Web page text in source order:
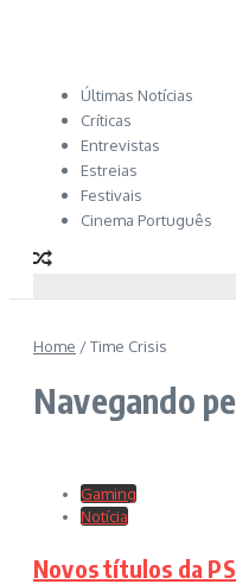
Últimas Notícias
Críticas
Entrevistas
Estreias
Festivais
Cinema Português
Home /Time Crisis
Navegando
Gaming
Notícia
Novos títulos da